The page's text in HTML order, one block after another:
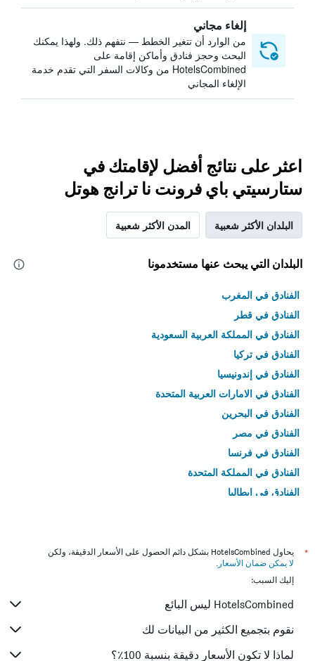
إلغاء مجاني
من الوارد أن تتغير الخطط — نتفهم ذلك. ولهذا يمكنك
البحث وحجز فنادق وأماكن إقامة على
HotelsCombined من وكالات السفر التي تقدم خدمة
الإلغاء المجاني
اعثر على نتائج أفضل لإقامتك في
ستارسيتي باي فرونت نا ترانج هوتل
البلدان الأكثر شعبية المدن الأكثر شعبية
البلدان التي يبحث عنها مستخدمونا
الفنادق في المغرب
الفنادق في قطر
الفنادق في المملكة العربية السعودية
الفنادق في تركيا
الفنادق في إندونيسيا
الفنادق في الامارات العربية المتحدة
الفنادق في البحرين
الفنادق في مصر
الفنادق في فرنسا
الفنادق في المملكة المتحدة
الفنادق في إيطاليا
*
يحاول HotelsCombined بشكل دائم الحصول على الأسعار الدقيقة، ولكن
لا يمكن ضمان الأسعار .
إليك السبب:
HotelsCombined ليس البائع
نقوم بتجميع الكثير من البيانات لك
لماذا لا تكون الأسعار دقيقة بنسبة 100٪؟